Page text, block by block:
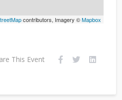
contributors, Imagery ©Mapbox
This Event